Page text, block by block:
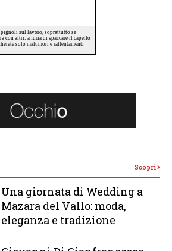
Scopri
Una giornata di Wedding a
Mazara del Vallo: moda,
eleganza e tradizione